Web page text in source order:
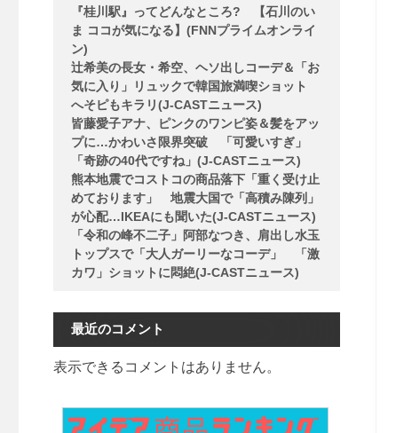
『桂川駅』ってどんなところ? 【石川のい
ま ココが気になる】(FNNプライムオンライ
ン)
辻希美の長女・希空、ヘソ出しコーデ＆「お
気に入り」リュックで韓国旅満喫ショット
へそピもキラリ(J-CASTニュース)
皆藤愛子アナ、ピンクのワンピ姿＆髪をアッ
プに…かわいさ限界突破 「可愛いすぎ」
「奇跡の40代ですね」(J-CASTニュース)
熊本地震でコストコの商品落下「重く受け止
めております」 地震大国で「高積み陳列」
が心配…IKEAにも聞いた(J-CASTニュース)
「令和の峰不二子」阿部なつき、肩出し水玉
トップスで「大人ガーリーなコーデ」 「激
カワ」ショットに悶絶(J-CASTニュース)
最近のコメント
表示できるコメントはありません。